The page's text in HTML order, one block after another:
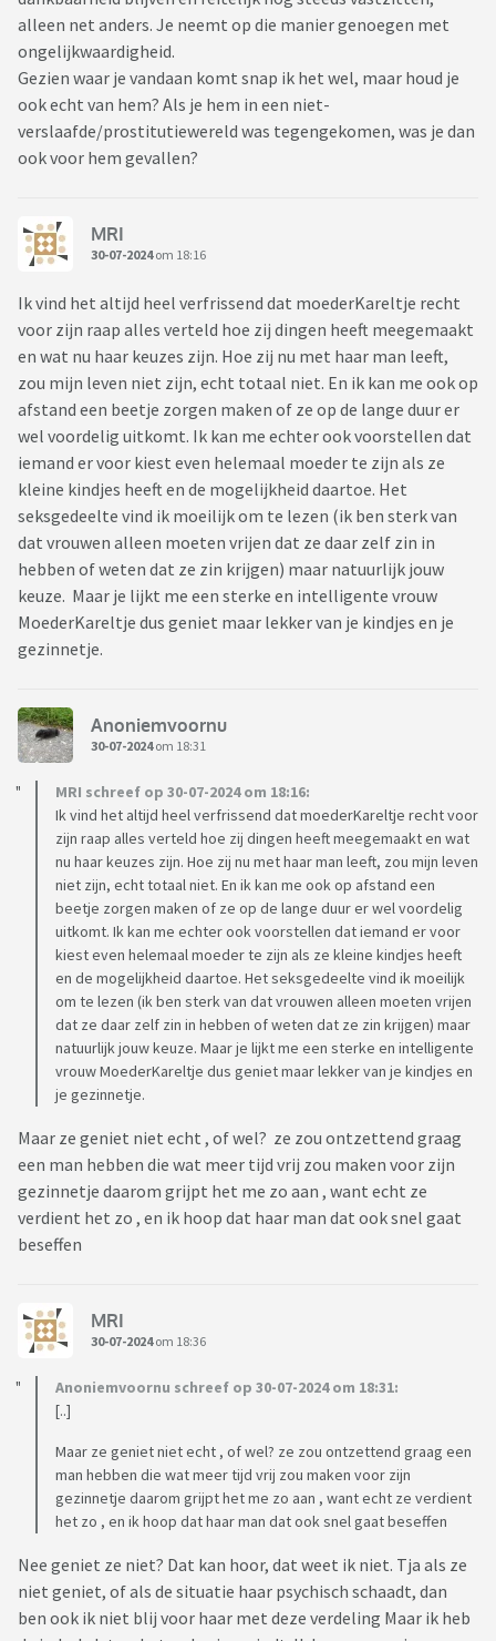
alleen net anders. Je neemt op die manier genoegen met
ongelijkwaardigheid.
Gezien waar je vandaan komt snap ik het wel, maar houd je
ook echt van hem? Als je hem in een niet-
verslaafde/prostitutiewereld was tegengekomen, was je dan
ook voor hem gevallen?
MRI
30-07-2024om 18:16
Ik vind het altijd heel verfrissend dat moederKareltje recht
voor zijn raap alles verteld hoe zij dingen heeft meegemaakt
en wat nu haar keuzes zijn. Hoe zij nu met haar man leeft,
zou mijn leven niet zijn, echt totaal niet. En ik kan me ook op
afstand een beetje zorgen maken of ze op de lange duur er
wel voordelig uitkomt. Ik kan me echter ook voorstellen dat
iemand er voor kiest even helemaal moeder te zijn als ze
kleine kindjes heeft en de mogelijkheid daartoe. Het
seksgedeelte vind ik moeilijk om te lezen (ik ben sterk van
dat vrouwen alleen moeten vrijen dat ze daar zelf zin in
hebben of weten dat ze zin krijgen) maar natuurlijk jouw
keuze. Maar je lijkt me een sterke en intelligente vrouw
MoederKareltje dus geniet maar lekker van je kindjes en je
gezinnetje.
Anoniemvoornu
30-07-2024om 18:31
MRI schreef op 30-07-2024 om 18:16:
Ik vind het altijd heel verfrissend dat moederKareltje recht voor
zijn raap alles verteld hoe zij dingen heeft meegemaakt en wat
nu haar keuzes zijn. Hoe zij nu met haar man leeft, zou mijn leven
niet zijn, echt totaal niet. En ik kan me ook op afstand een
beetje zorgen maken of ze op de lange duur er wel voordelig
uitkomt. Ik kan me echter ook voorstellen dat iemand er voor
kiest even helemaal moeder te zijn als ze kleine kindjes heeft
en de mogelijkheid daartoe. Het seksgedeelte vind ik moeilijk
om te lezen (ik ben sterk van dat vrouwen alleen moeten vrijen
dat ze daar zelf zin in hebben of weten dat ze zin krijgen) maar
natuurlijk jouw keuze. Maar je lijkt me een sterke en intelligente
vrouw MoederKareltje dus geniet maar lekker van je kindjes en
je gezinnetje.
Maar ze geniet niet echt , of wel? ze zou ontzettend graag
een man hebben die wat meer tijd vrij zou maken voor zijn
gezinnetje daarom grijpt het me zo aan , want echt ze
verdient het zo , en ik hoop dat haar man dat ook snel gaat
beseffen
MRI
30-07-2024om 18:36
Anoniemvoornu schreef op 30-07-2024 om 18:31:
[..]
Maar ze geniet niet echt , of wel? ze zou ontzettend graag een
man hebben die wat meer tijd vrij zou maken voor zijn
gezinnetje daarom grijpt het me zo aan , want echt ze verdient
het zo , en ik hoop dat haar man dat ook snel gaat beseffen
Nee geniet ze niet? Dat kan hoor, dat weet ik niet. Tja als ze
niet geniet, of als de situatie haar psychisch schaadt, dan
ben ook ik niet blij voor haar met deze verdeling Maar ik heb